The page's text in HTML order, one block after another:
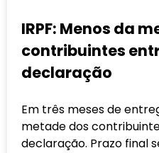
IRPF: Menos da
contribuintes
declaração
Em três meses de
metade dos
declaração. Prazo final